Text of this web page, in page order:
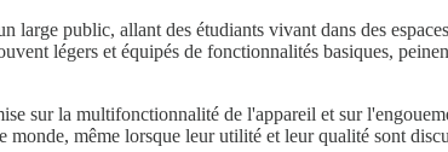
public, allant des étudiants vivant dans des
légers et équipés de fonctionnalités basiques,
sur la multifonctionnalité de l'appareil et sur
même lorsque leur utilité et leur qualité sont